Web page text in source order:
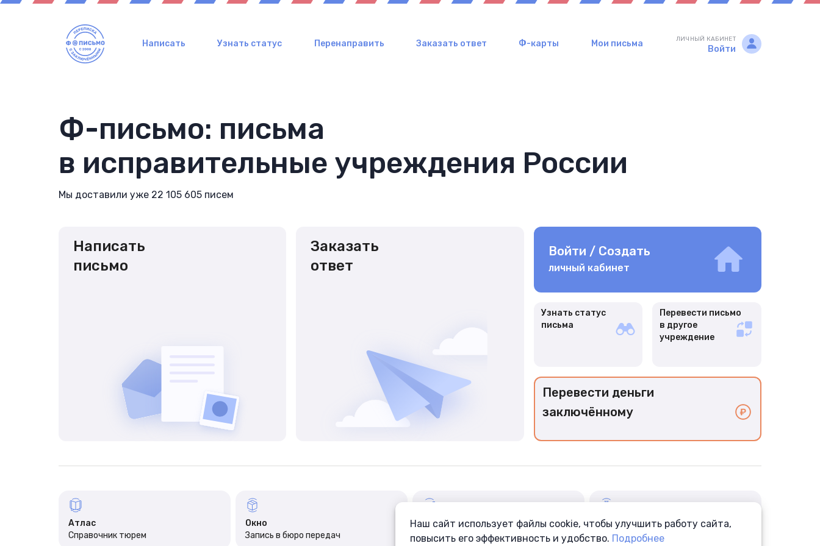
Написать Узнать статус Перенаправить Заказать ответ Ф-карты Мои письма ЛИЧНЫЙ КАБИНЕТ
Войти
Ф-письмо: письма
в исправительные учреждения России
Мы доставили уже 22 105 605 писем
Написать
письмо
Заказать
ответ
Войти / Создать
личный кабинет
Узнать статус
письма
Перевести письмо
в другое
учреждение
Перевести деньги
заключённому
Атлас
Справочник тюрем
Окно
Запись в бюро передач
ФСИНЭТ
Связь с заключёнными
Аптека
Отправка лекарств
Наш сайт использует файлы cookie, чтобы улучшить работу сайта,
повысить его эффективность и удобство. Подробнее